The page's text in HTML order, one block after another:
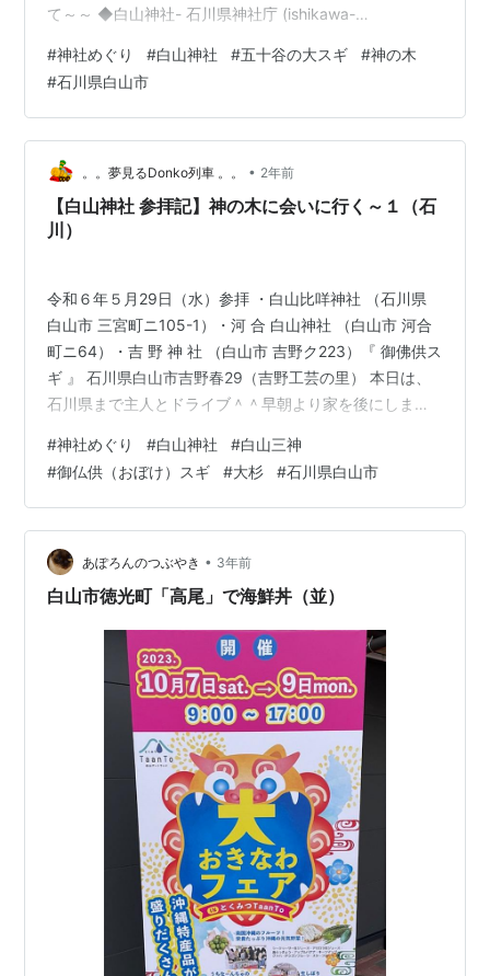
て～～ ◆白山神社- 石川県神社庁 (ishikawa-
里から157号線を更に200ｍ戻る。Aコープ手取店の交差
点を左へ曲がって360号線を走り手取川を渡る。そのま
ま直進して突き当りを左に曲がったすぐ右手山際に神社
は鎮座している。 御祭神 伊弉冉命、応神天皇 ◆白山社-
石川県神社庁 (ishikaw…
#神社めぐり #白山神社 #五十谷の大スギ #神の木
#石川県白山市
。。夢見るDonko列車 。。 • 2年前
【白山神社 参拝記】神の木に会いに行く～１（石
川）
令和６年５月29日（水）参拝 ・白山比咩神社 （石川県
白山市 三宮町ニ105-1）・河 合 白山神社 （白山市 河合
町ニ64）・吉 野 神 社 （白山市 吉野ク223）『 御佛供ス
ギ 』 石川県白山市吉野春29（吉野工芸の里） 本日は、
石川県まで主人とドライブ＾＾早朝より家を後にしま
のマレット練習にお付き合いして私は私で白山神社めぐ
りです＾＾；；；手取公園で開催される来月の大会めざ
しコースの下見をする主人と別れ、いざ、まずは白山本
宮までご挨拶がてらひとっ走り＾＾ｖ 朝一番に参拝を終
えて本日の神社めぐりに向かうことにします。 県道58号
線から1…
#神社めぐり #白山神社 #白山三神
#御仏供（おぼけ）スギ #大杉 #石川県白山市
あぽろんのつぶやき • 3年前
白山市徳光町「高尾」で海鮮丼（並）